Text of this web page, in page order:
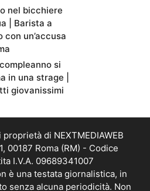
nel bicchiere
| Barista a
con un’accusa
si
in una strage |
giovanissimi
di NEXTMEDIAWEB
00187 Roma (RM) - Codice
I.V.A. 09689341007
è una testata giornalistica, in
senza alcuna periodicità. Non